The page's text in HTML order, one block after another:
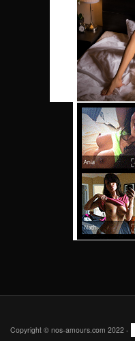
Copyright © nos-amours.com 2022 -